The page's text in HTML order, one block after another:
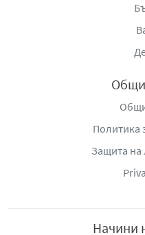
Общи
Политика
Защита на
Начини